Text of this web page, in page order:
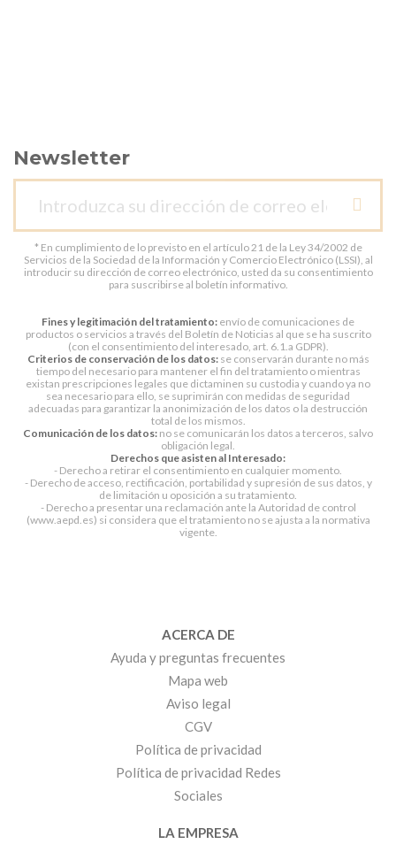
Newsletter
* En cumplimiento de lo previsto en el artículo 21 de la Ley 34/2002 de
Servicios de la Sociedad de la Información y Comercio Electrónico (LSSI), al
introducir su dirección de correo electrónico, usted da su consentimiento
para suscribirse al boletín informativo.
Fines y legitimación del tratamiento: envío de comunicaciones de
productos o servicios a través del Boletín de Noticias al que se ha suscrito
(con el consentimiento del interesado, art. 6.1.a GDPR).
Criterios de conservación de los datos:se conservarán durante no más
tiempo del necesario para mantener el fin del tratamiento o mientras
existan prescripciones legales que dictaminen su custodia y cuando ya no
sea necesario para ello, se suprimirán con medidas de seguridad
adecuadas para garantizar la anonimización de los datos o la destrucción
total de los mismos.
Comunicación de los datos: no se comunicarán los datos a terceros, salvo
obligación legal.
Derechos que asisten al Interesado:
- Derecho a retirar el consentimiento en cualquier momento.
- Derecho de acceso, rectificación, portabilidad y supresión de sus datos, y
de limitación u oposición a su tratamiento.
- Derecho a presentar una reclamación ante la Autoridad de control
(www.aepd.es) si considera que el tratamiento no se ajusta a la normativa
vigente.
ACERCA DE
Ayuda y preguntas frecuentes
Mapa web
Aviso legal
CGV
Política de privacidad
Política de privacidad Redes
Sociales
LA EMPRESA